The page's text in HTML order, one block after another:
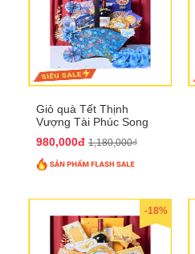
Giỏ quà Tết Thịnh
Vượng Tài Phúc Song
980,000đ 1,180,000₫
-18%